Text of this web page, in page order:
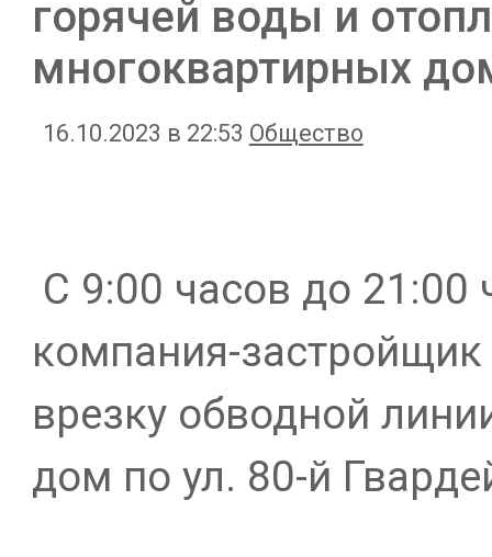
горячей воды и
многоквартирных
16.10.2023 в 22:53 Общество
С 9:00 часов до 21:00
компания-застройщик
врезку обводной
дом по ул. 80-й